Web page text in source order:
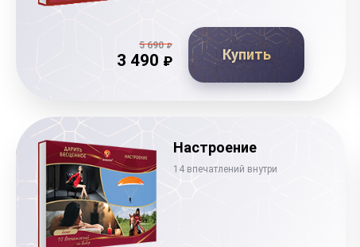
5 690₽
3 490 ₽ Купить
Настроение
14 впечатлений внутри